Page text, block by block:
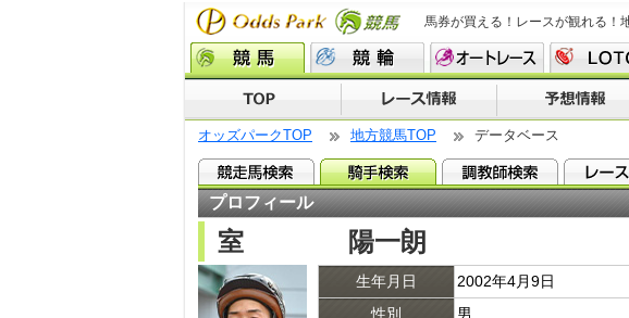
馬券が買える！レースが観れる！
オッズパークTOP 地方競馬TOP データベース
プロフィール
室 陽一朗
生年月日
2002年4月9日
性別
男